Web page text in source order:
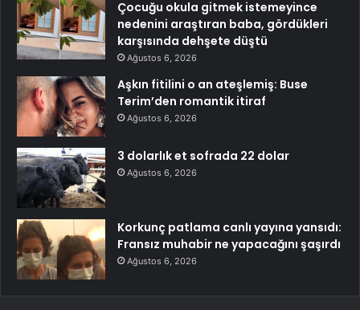
Çocuğu okula gitmek istemeyince
nedenini araştıran baba, gördükleri
karşısında dehşete düştü
Ağustos 6, 2026
Aşkın fitilini o an ateşlemiş: Buse
Terim’den romantik itiraf
Ağustos 6, 2026
3 dolarlık et sofrada 22 dolar
Ağustos 6, 2026
Korkunç patlama canlı yayına yansıdı:
Fransız muhabir ne yapacağını şaşırdı
Ağustos 6, 2026